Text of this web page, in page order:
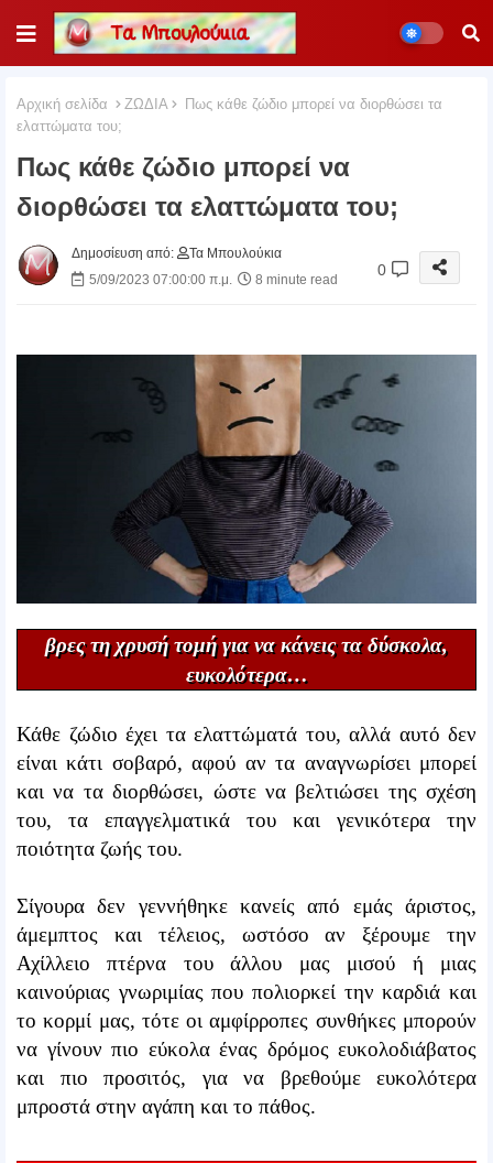
Αρχική σελίδα ΖΩΔΙΑ
Πως κάθε ζώδιο μπορεί να διορθώσει τα
ελαττώματα του;
Πως κάθε ζώδιο μπορεί να
διορθώσει τα ελαττώματα του;
Δημοσίευση από:
Τα Μπουλούκια
5/09/2023 07:00:00 π.μ.
8 minute read
0
βρες τη χρυσή τομή για να κάνεις τα δύσκολα,
ευκολότερα…
Κάθε ζώδιο έχει τα ελαττώματά του, αλλά αυτό δεν
είναι κάτι σοβαρό, αφού αν τα αναγνωρίσει μπορεί
και να τα διορθώσει, ώστε να βελτιώσει της σχέση
του, τα επαγγελματικά του και γενικότερα την
ποιότητα ζωής του.
Σίγουρα δεν γεννήθηκε κανείς από εμάς άριστος,
άμεμπτος και τέλειος, ωστόσο αν ξέρουμε την
Αχίλλειο πτέρνα του άλλου μας μισού ή μιας
καινούριας γνωριμίας που πολιορκεί την καρδιά και
το κορμί μας, τότε οι αμφίρροπες συνθήκες μπορούν
να γίνουν πιο εύκολα ένας δρόμος ευκολοδιάβατος
και πιο προσιτός, για να βρεθούμε ευκολότερα
μπροστά στην αγάπη και το πάθος.